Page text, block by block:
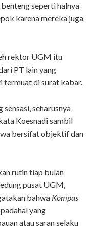
seperti halnya
karena mereka juga
rektor UGM itu
PT lain yang
termuat di surat kabar.
sensasi, seharusnya
Koesnadi sambil
bersifat objektif dan
rutin tiap bulan
pusat UGM,
bahwa Kompas
yang
atau saran selaku